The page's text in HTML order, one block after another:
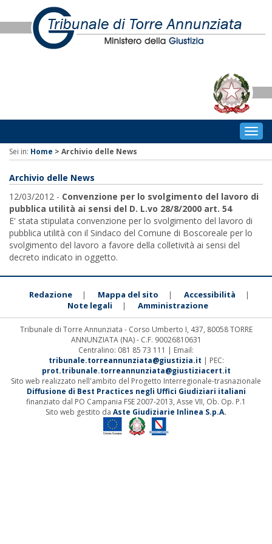
Sei in: Home > Archivio delle News
Archivio delle News
12/03/2012 - Convenzione per lo svolgimento del lavoro di
pubblica utilità ai sensi del D. L.vo 28/8/2000 art. 54
E' stata stipulata convenzione per lo svolgimento del lavoro di
pubblica utilità con il Sindaco del Comune di Boscoreale per lo
svolgimento del lavoro a favore della colletività ai sensi del
decreto indicato in oggetto.
Redazione | Mappa del sito | Accessibilità |
Note legali | Amministrazione
Tribunale di Torre Annunziata - Corso Umberto I, 437, 80058 TORRE
ANNUNZIATA (NA) - C.F. 90026810631
Centralino: 081 85 73 111 | Email:
tribunale.torreannunziata@giustizia.it | PEC:
prot.tribunale.torreannunziata@giustiziacert.it
Sito web realizzato nell'ambito del Progetto Interregionale-trasnazionale
Diffusione di Best Practices negli Uffici Giudiziari italiani
finanziato dal PO Campania FSE 2007-2013, Asse VII, Ob. Op. P.1
Sito web gestito da Aste Giudiziarie Inlinea S.p.A.